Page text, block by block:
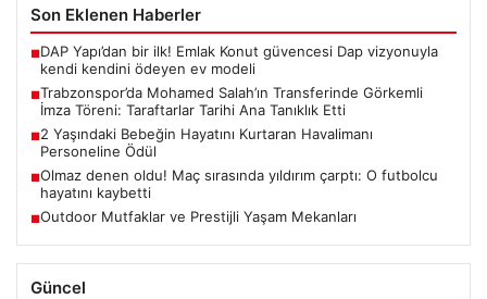
Son Eklenen Haberler
■DAP Yapı’dan bir ilk! Emlak Konut güvencesi Dap vizyonuyla
kendi kendini ödeyen ev modeli
■Trabzonspor’da Mohamed Salah’ın Transferinde Görkemli
İmza Töreni: Taraftarlar Tarihi Ana Tanıklık Etti
■2 Yaşındaki Bebeğin Hayatını Kurtaran Havalimanı
Personeline Ödül
■Olmaz denen oldu! Maç sırasında yıldırım çarptı: O futbolcu
hayatını kaybetti
■Outdoor Mutfaklar ve Prestijli Yaşam Mekanları
Güncel